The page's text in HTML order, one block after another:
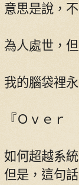
意思是說，
為人處世，
我的腦袋裡
『Ｏｖｅ
如何超越系
但是，這句